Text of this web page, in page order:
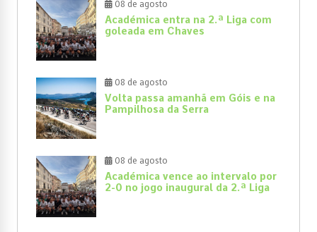
08 de agosto
Académica entra na 2.ª Liga com
goleada em Chaves
08 de agosto
Volta passa amanhã em Góis e na
Pampilhosa da Serra
08 de agosto
Académica vence ao intervalo por
2-0 no jogo inaugural da 2.ª Liga